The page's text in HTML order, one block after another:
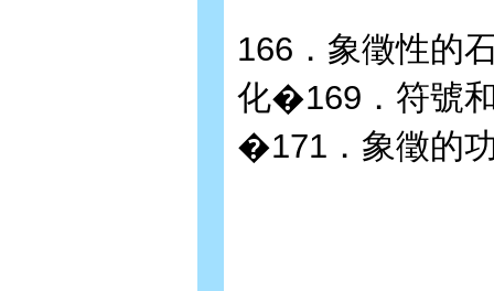
166．象徵性的
化�169．符號
�171．象徵的